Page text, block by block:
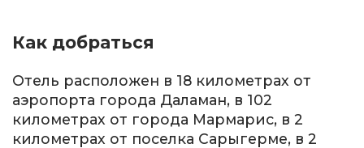
Как добраться
Отель расположен в 18 километрах от
аэропорта города Даламан, в 102
километрах от города Мармарис, в 2
километрах от поселка Сарыгерме, в 2